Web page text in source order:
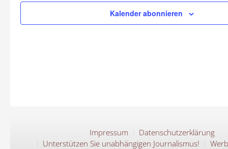
Kalender abonnieren
Impressum
Datenschutzerklärung
Unterstützen Sie unabhängigen Journalismus!